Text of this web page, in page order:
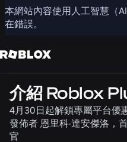
本網站內容使用人工智慧（
在錯誤。
分享
新聞
介紹 Roblox
4月30日起解鎖專屬平台優
發佈者 恩里科·達安傑洛，
官